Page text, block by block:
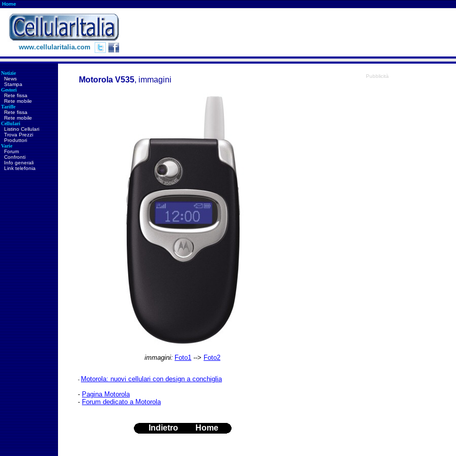
Home
www.cellularitalia.com
Notizie
News
Stampa
Gestori
Rete fissa
Rete mobile
Tariffe
Rete fissa
Rete mobile
Cellulari
Listino Cellulari
Trova Prezzi
Produttori
Varie
Forum
Confronti
Info generali
Link telefonia
Motorola V535, immagini Pubblicità
immagini: Foto1 --> Foto2
- Motorola: nuovi cellulari con design a conchiglia
- Pagina Motorola
- Forum dedicato a Motorola
Indietro Home